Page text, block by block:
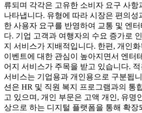
류되며 각각은 고유한 소비자 요구 사항
나타냅니다. 유형에 따라 시장은 편의성
한 사용자 요구를 반영하여 교통 및 엔
다. 기업 고객과 여행자의 수요 증가로
지 서비스가 지배적입니다. 한편, 개인
이벤트에 대한 관심이 높아지면서 엔터
어지 서비스가 주목을 받고 있습니다. 적
서비스는 기업용과 개인용으로 구분됩
션은 HR 및 직원 복지 프로그램과의 통
고 있으며, 개인 부문은 고액 개인, 유명
상으로 하는 디지털 플랫폼을 통해 확장